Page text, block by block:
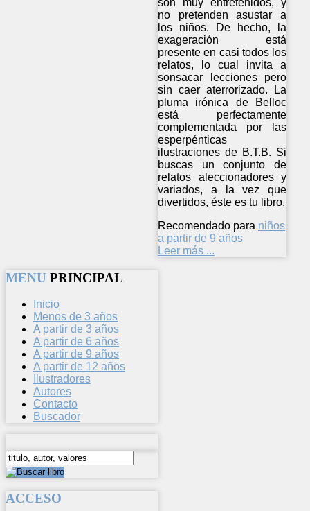
no pretenden asustar a
los niños. De hecho, la
exageración está
presente en casi todos los
relatos, lo cual invita a
sonsacar lecciones pero
sin caer aterrorizado. La
pluma irónica de Belloc
está perfectamente
complementada por las
esperpénticas
ilustraciones de B.T.B. Si
buscas un conjunto de
relatos aleccionadores y
variados, a la vez que
divertidos, éste es tu libro.
Recomendado para niños
a partir de 9 años
Leer más ...
MENU PRINCIPAL
Inicio
Menos de 3 años
A partir de 3 años
A partir de 6 años
A partir de 9 años
A partir de 12 años
Ilustradores
Autores
Contacto
Buscador
ACCESO